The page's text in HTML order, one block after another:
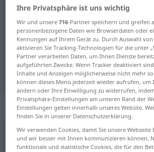
Deutsch-Kroatisch Wörterbuch
Deutsch-Kroatisch
"Klüngel"
"Klüngel" Kroatisch
„Klüngel“: Maskulinum
Klüngelm <-s;Klüngel>
Ihre Privatsphäre ist uns wichtig
Wir und unsere716-Partner speichern und greifen
personenbezogene Daten wie Browserdaten oder
Kennungen auf Ihrem Gerät zu. Durch Auswahl
aktivieren Sie Tracking-Technologien für die unter
Partner verarbeiten Daten, um Ihnen Dienste
aufgeführten Zwecke. Wenn Tracker deaktiviert
Inhalte und Anzeigen möglicherweise nicht mehr
können dieses Menü jederzeit wieder aufrufen, um
ändern oder Ihre Einwilligung zu widerrufen,
Privatsphäre-Einstellungen am unteren Rand der
Einstellungen gelten innerhalb unseres Website.
finden Sie in unserer Datenschutzerklärung.
Wir verwenden Cookies, damit Sie unsere
und wir besser mit Ihnen kommunizieren können.
funktionale und statistische Cookies, die für den